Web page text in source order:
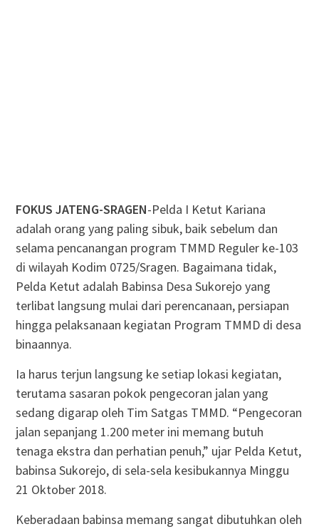
FOKUS JATENG-SRAGEN-Pelda I Ketut Kariana
adalah orang yang paling sibuk, baik sebelum dan
selama pencanangan program TMMD Reguler ke-103
di wilayah Kodim 0725/Sragen. Bagaimana tidak,
Pelda Ketut adalah Babinsa Desa Sukorejo yang
terlibat langsung mulai dari perencanaan, persiapan
hingga pelaksanaan kegiatan Program TMMD di desa
binaannya.
Ia harus terjun langsung ke setiap lokasi kegiatan,
terutama sasaran pokok pengecoran jalan yang
sedang digarap oleh Tim Satgas TMMD. “Pengecoran
jalan sepanjang 1.200 meter ini memang butuh
tenaga ekstra dan perhatian penuh,” ujar Pelda Ketut,
babinsa Sukorejo, di sela-sela kesibukannya Minggu
21 Oktober 2018.
Keberadaan babinsa memang sangat dibutuhkan oleh